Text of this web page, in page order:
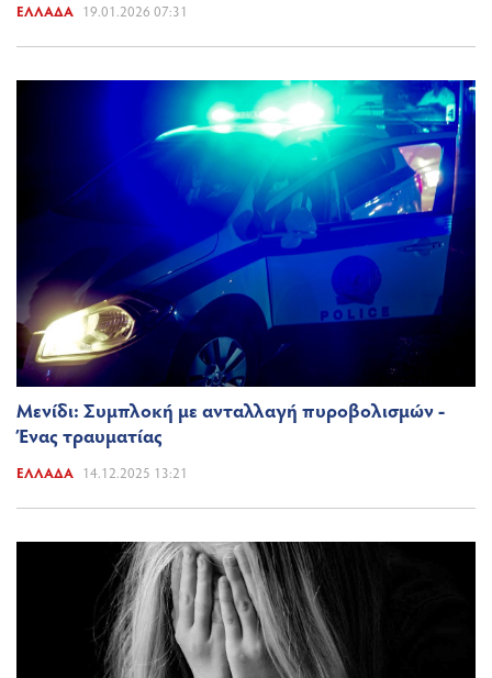
ΕΛΛΆΔΑ 19.01.2026 07:31
Μενίδι: Συμπλοκή με ανταλλαγή πυροβολισμών -
Ένας τραυματίας
ΕΛΛΆΔΑ 14.12.2025 13:21